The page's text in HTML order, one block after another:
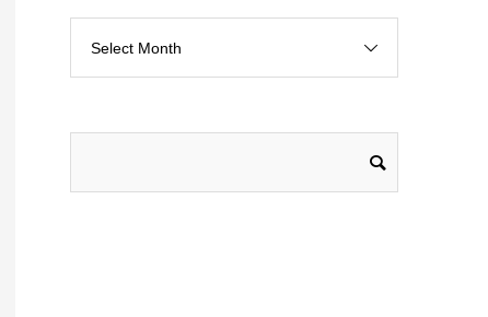
Select Month